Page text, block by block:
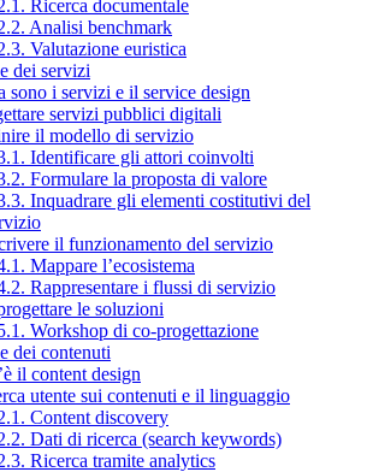
Ricerca documentale
Analisi benchmark
Valutazione euristica
dei servizi
sono i servizi e il service design
servizi pubblici digitali
il modello di servizio
Identificare gli attori coinvolti
Formulare la proposta di valore
Inquadrare gli elementi costitutivi del
il funzionamento del servizio
Mappare l’ecosistema
Rappresentare i flussi di servizio
le soluzioni
Workshop di co-progettazione
dei contenuti
il content design
utente sui contenuti e il linguaggio
Content discovery
Dati di ricerca (search keywords)
Ricerca tramite analytics